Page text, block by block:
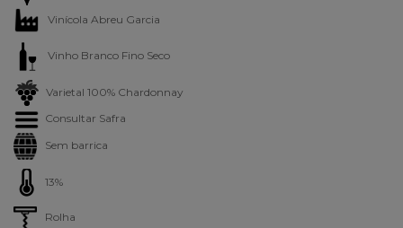
Vinícola Abreu Garcia
Vinho Branco Fino Seco
Varietal 100% Chardonnay
Consultar Safra
Sem barrica
13%
Rolha